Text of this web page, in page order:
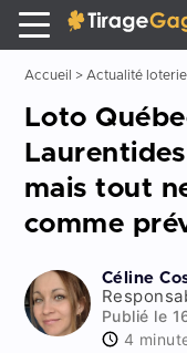
x
Tirage Gagnant
Accueil > Actualité loterie
Loto
mais tout
comme
Céline
Publié le
4